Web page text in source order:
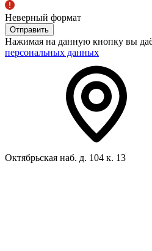
Неверный формат
Отправить
Нажимая на данную кнопку вы
персональных данных
Октябрьская наб. д. 104 к. 13